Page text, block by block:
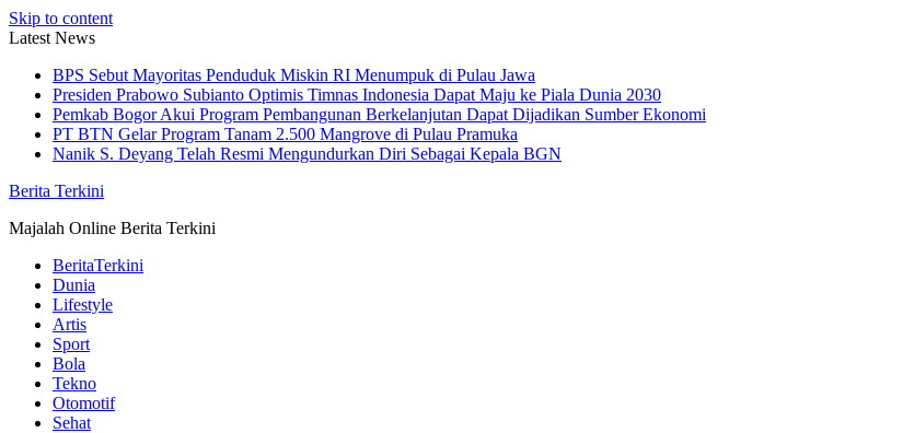
Skip to content
Latest News
BPS Sebut Mayoritas Penduduk Miskin RI Menumpuk di Pulau Jawa
Presiden Prabowo Subianto Optimis Timnas Indonesia Dapat Maju ke Piala Dunia 2030
Pemkab Bogor Akui Program Pembangunan Berkelanjutan Dapat Dijadikan Sumber Ekonomi
PT BTN Gelar Program Tanam 2.500 Mangrove di Pulau Pramuka
Nanik S. Deyang Telah Resmi Mengundurkan Diri Sebagai Kepala BGN
Berita Terkini
Majalah Online Berita Terkini
BeritaTerkini
Dunia
Lifestyle
Artis
Sport
Bola
Tekno
Otomotif
Sehat